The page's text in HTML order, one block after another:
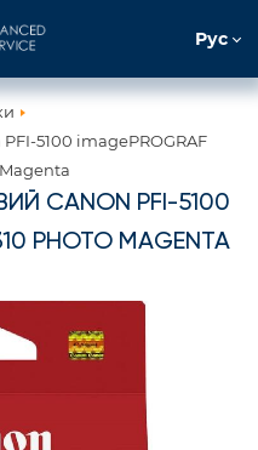
Рус
5100 imagePROGRAF
CANON PFI-5100
PHOTO MAGENTA